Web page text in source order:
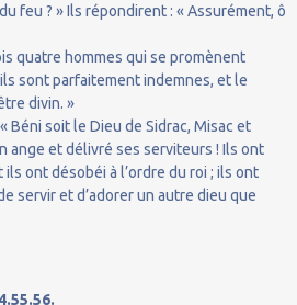
feu ? » Ils répondirent : « Assurément, ô
quatre hommes qui se promènent
sont parfaitement indemnes, et le
divin. »
Béni soit le Dieu de Sidrac, Misac et
ange et délivré ses serviteurs ! Ils ont
ont désobéi à l’ordre du roi ; ils ont
servir et d’adorer un autre dieu que